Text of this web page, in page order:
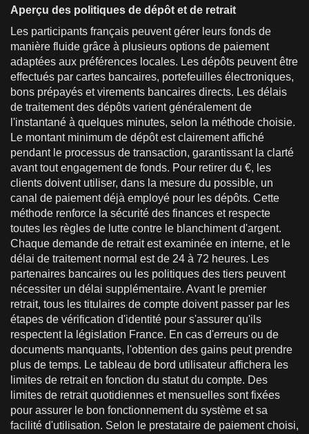
Aperçu des politiques de dépôt et de retrait
Les participants français peuvent gérer leurs fonds de
manière fluide grâce à plusieurs options de paiement
adaptées aux préférences locales. Les dépôts peuvent être
effectués par cartes bancaires, portefeuilles électroniques,
bons prépayés et virements bancaires directs. Les délais
de traitement des dépôts varient généralement de
l'instantané à quelques minutes, selon la méthode choisie.
Le montant minimum de dépôt est clairement affiché
pendant le processus de transaction, garantissant la clarté
avant tout engagement de fonds. Pour retirer du €, les
clients doivent utiliser, dans la mesure du possible, un
canal de paiement déjà employé pour les dépôts. Cette
méthode renforce la sécurité des finances et respecte
toutes les règles de lutte contre le blanchiment d'argent.
Chaque demande de retrait est examinée en interne, et le
délai de traitement normal est de 24 à 72 heures. Les
partenaires bancaires ou les politiques des tiers peuvent
nécessiter un délai supplémentaire. Avant le premier
retrait, tous les titulaires de compte doivent passer par les
étapes de vérification d'identité pour s'assurer qu'ils
respectent la législation France. En cas d'erreurs ou de
documents manquants, l'obtention des gains peut prendre
plus de temps. Le tableau de bord utilisateur affichera les
limites de retrait en fonction du statut du compte. Des
limites de retrait quotidiennes et mensuelles sont fixées
pour assurer le bon fonctionnement du système et sa
facilité d'utilisation. Selon le prestataire de paiement choisi,